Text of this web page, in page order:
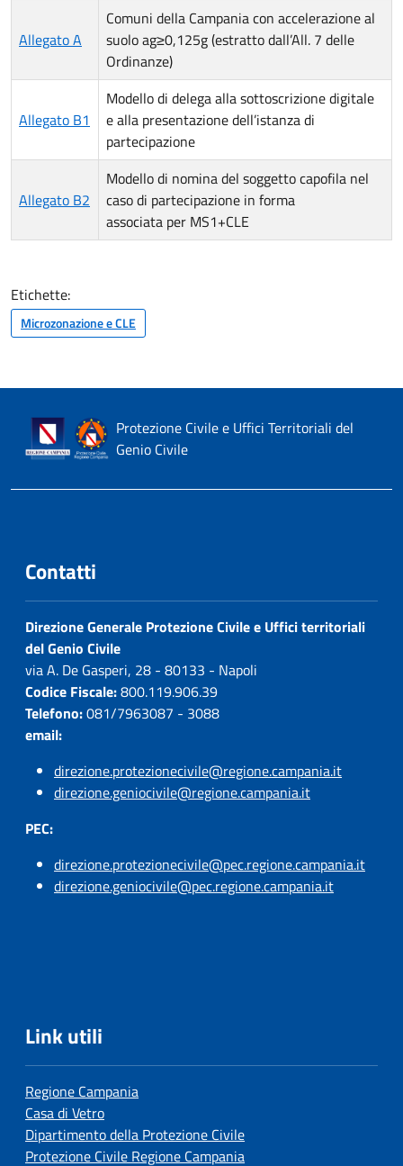
Allegato A
Comuni della Campania con accelerazione al
suolo ag≥0,125g (estratto dall’All. 7 delle
Ordinanze)
Allegato B1
Modello di delega alla sottoscrizione digitale
e alla presentazione dell’istanza di
partecipazione
Allegato B2
Modello di nomina del soggetto capofila nel
caso di partecipazione in forma
associata per MS1+CLE
Etichette:
Microzonazione e CLE
Protezione Civile e Uffici Territoriali del
Genio Civile
Contatti
Direzione Generale Protezione Civile e Uffici territoriali
del Genio Civile
via A. De Gasperi, 28 - 80133 - Napoli
Codice Fiscale:800.119.906.39
Telefono:081/7963087 - 3088
email:
direzione.protezionecivile@regione.campania.it
direzione.geniocivile@regione.campania.it
PEC:
direzione.protezionecivile@pec.regione.campania.it
direzione.geniocivile@pec.regione.campania.it
Link utili
Regione Campania
Casa di Vetro
Dipartimento della Protezione Civile
Protezione Civile Regione Campania